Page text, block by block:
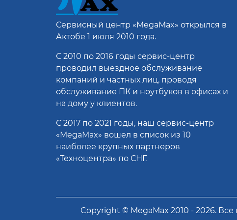
Сервисный центр «MegaMax» открылся в
Актобе 1 июля 2010 года.
С 2010 по 2016 годы сервис-центр
проводил выездное обслуживание
компаний и частных лиц, проводя
обслуживание ПК и ноутбуков в офисах и
на дому у клиентов.
С 2017 по 2021 годы, наш сервис-центр
«MegaMax» вошел в список из 10
наиболее крупных партнеров
«Техноцентра» по СНГ.
Copyright © MegaMax 2010 - 2026.